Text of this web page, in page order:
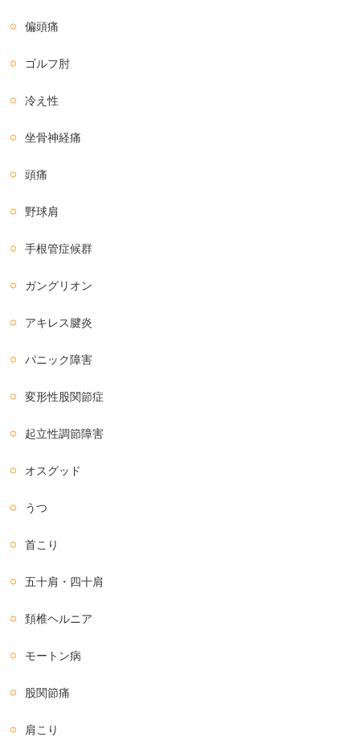
偏頭痛
ゴルフ肘
冷え性
坐骨神経痛
頭痛
野球肩
手根管症候群
ガングリオン
アキレス腱炎
パニック障害
変形性股関節症
起立性調節障害
オスグッド
うつ
首こり
五十肩・四十肩
頚椎ヘルニア
モートン病
股関節痛
肩こり